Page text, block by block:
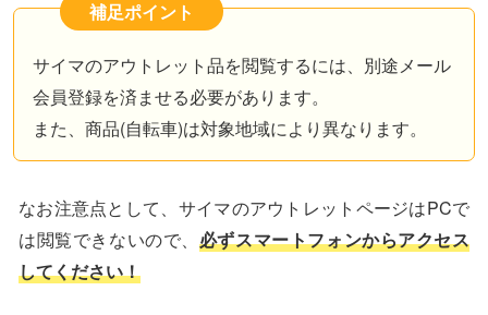
補足ポイント
サイマのアウトレット品を閲覧するには、別途メール
会員登録を済ませる必要があります。
また、商品(自転車)は対象地域により異なります。
なお注意点として、サイマのアウトレットページはPCで
は閲覧できないので、 必ずスマートフォンからアクセス
してください！